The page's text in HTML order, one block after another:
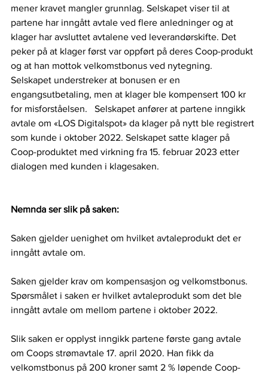
mener kravet mangler grunnlag. Selskapet viser til at
partene har inngått avtale ved flere anledninger og at
klager har avsluttet avtalene ved leverandørskifte. Det
peker på at klager først var oppført på deres Coop-produkt
og at han mottok velkomstbonus ved nytegning.
Selskapet understreker at bonusen er en
engangsutbetaling, men at klager ble kompensert 100 kr
for misforståelsen.
Selskapet anfører at partene inngikk
avtale om «LOS Digitalspot» da klager på nytt ble registrert
som kunde i oktober 2022. Selskapet satte klager på
Coop-produktet med virkning fra 15. februar 2023 etter
dialogen med kunden i klagesaken.
Nemnda ser slik på saken:
Saken gjelder uenighet om hvilket avtaleprodukt det er
inngått avtale om.
Saken gjelder krav om kompensasjon og velkomstbonus.
Spørsmålet i saken er hvilket avtaleprodukt som det ble
inngått avtale om mellom partene i oktober 2022.
Slik saken er opplyst inngikk partene første gang avtale
om Coops strømavtale 17. april 2020. Han fikk da
velkomstbonus på 200 kroner samt 2 % løpende Coop-